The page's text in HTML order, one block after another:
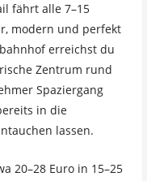
fährt alle 7–15
modern und perfekt
erreichst du
Zentrum rund
Spaziergang
in die
lassen.
20–28 Euro in 15–25